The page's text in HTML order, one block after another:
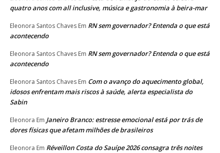
quatro anos com all inclusive, música e gastronomia à beira-mar
Eleonora Santos Chaves Em RN sem governador? Entenda o que está
acontecendo
Eleonora Santos Chaves Em RN sem governador? Entenda o que está
acontecendo
Eleonora Santos Chaves Em Com o avanço do aquecimento global,
idosos enfrentam mais riscos à saúde, alerta especialista do
Sabin
Eleonora Em Janeiro Branco: estresse emocional está por trás de
dores físicas que afetam milhões de brasileiros
Eleonora Em Réveillon Costa do Sauípe 2026 consagra três noites